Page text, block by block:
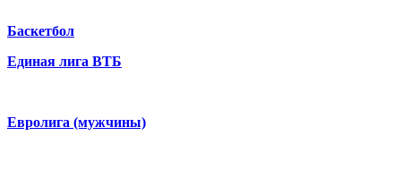
Баскетбол
Единая лига ВТБ
Евролига (мужчины)